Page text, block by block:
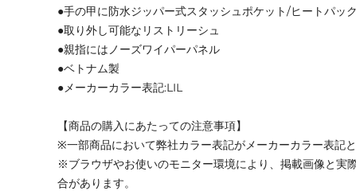
●手の甲に防水ジッパー式スタッシュポケット/ヒートパッ
●取り外し可能なリストリーシュ
●親指にはノーズワイパーパネル
●ベトナム製
●メーカーカラー表記:LIL
【商品の購入にあたっての注意事項】
※一部商品において弊社カラー表記がメーカーカラー表記
※ブラウザやお使いのモニター環境により、掲載画像と実
合があります。